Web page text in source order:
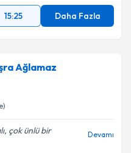
15:25 Daha Fazla
Ağlamaz
çok ünlü bir
Devamı